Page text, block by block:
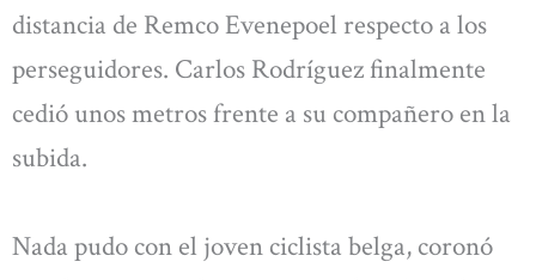
distancia de Remco Evenepoel respecto a los
perseguidores. Carlos Rodríguez finalmente
cedió unos metros frente a su compañero en la
subida.
Nada pudo con el joven ciclista belga, coronó